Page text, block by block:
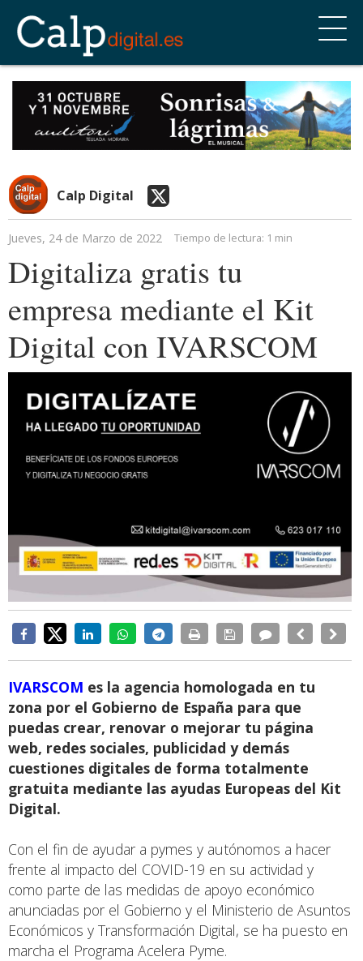
Calp Digital
Jueves, 24 de Marzo de 2022 Tiempo de lectura: 1 min
Digitaliza gratis tu
empresa mediante el Kit
Digital con IVARSCOM
IVARSCOM es la agencia homologada en tu
zona por el Gobierno de España para que
puedas crear, renovar o mejorar tu página
web, redes sociales, publicidad y demás
cuestiones digitales de forma totalmente
gratuita mediante las ayudas Europeas del Kit
Digital.
Con el fin de ayudar a pymes y autónomos a hacer
frente al impacto del COVID-19 en su actividad y
como parte de las medidas de apoyo económico
anunciadas por el Gobierno y el Ministerio de Asuntos
Económicos y Transformación Digital, se ha puesto en
marcha el Programa Acelera Pyme.